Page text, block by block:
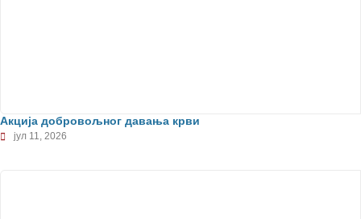
Акција добровољног давања крви
јул 11, 2026